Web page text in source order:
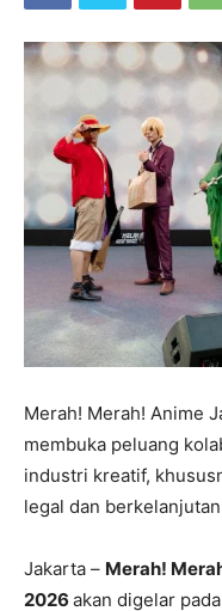
Merah! Merah! Anime
membuka peluang
industri kreatif,
legal dan
Jakarta – Merah!
2026 akan digelar pada